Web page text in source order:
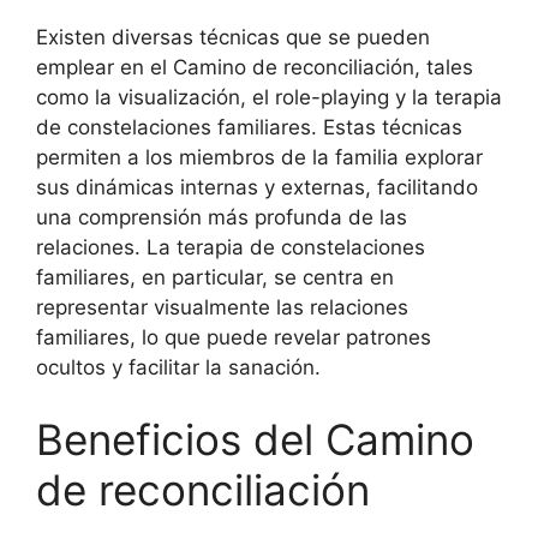
Existen diversas técnicas que se pueden
emplear en el Camino de reconciliación, tales
como la visualización, el role-playing y la terapia
de constelaciones familiares. Estas técnicas
permiten a los miembros de la familia explorar
sus dinámicas internas y externas, facilitando
una comprensión más profunda de las
relaciones. La terapia de constelaciones
familiares, en particular, se centra en
representar visualmente las relaciones
familiares, lo que puede revelar patrones
ocultos y facilitar la sanación.
Beneficios del Camino
de reconciliación